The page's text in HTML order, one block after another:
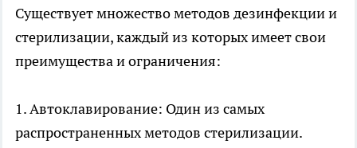
Существует множество методов дезинфекции и
стерилизации, каждый из которых имеет свои
преимущества и ограничения:
1. Автоклавирование: Один из самых
распространенных методов стерилизации.